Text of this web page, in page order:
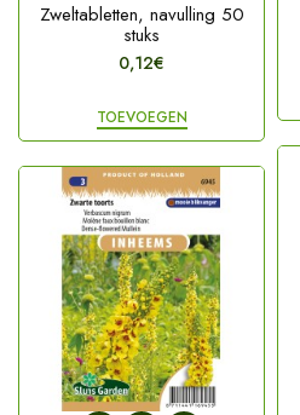
Zweltabletten, navulling 50
stuks
0,12€
TOEVOEGEN